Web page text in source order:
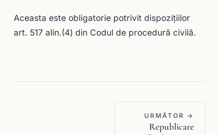
Aceasta este obligatorie potrivit dispoziţiilor
art. 517 alin.(4) din Codul de procedură civilă.
URMĂTOR →
Republicare